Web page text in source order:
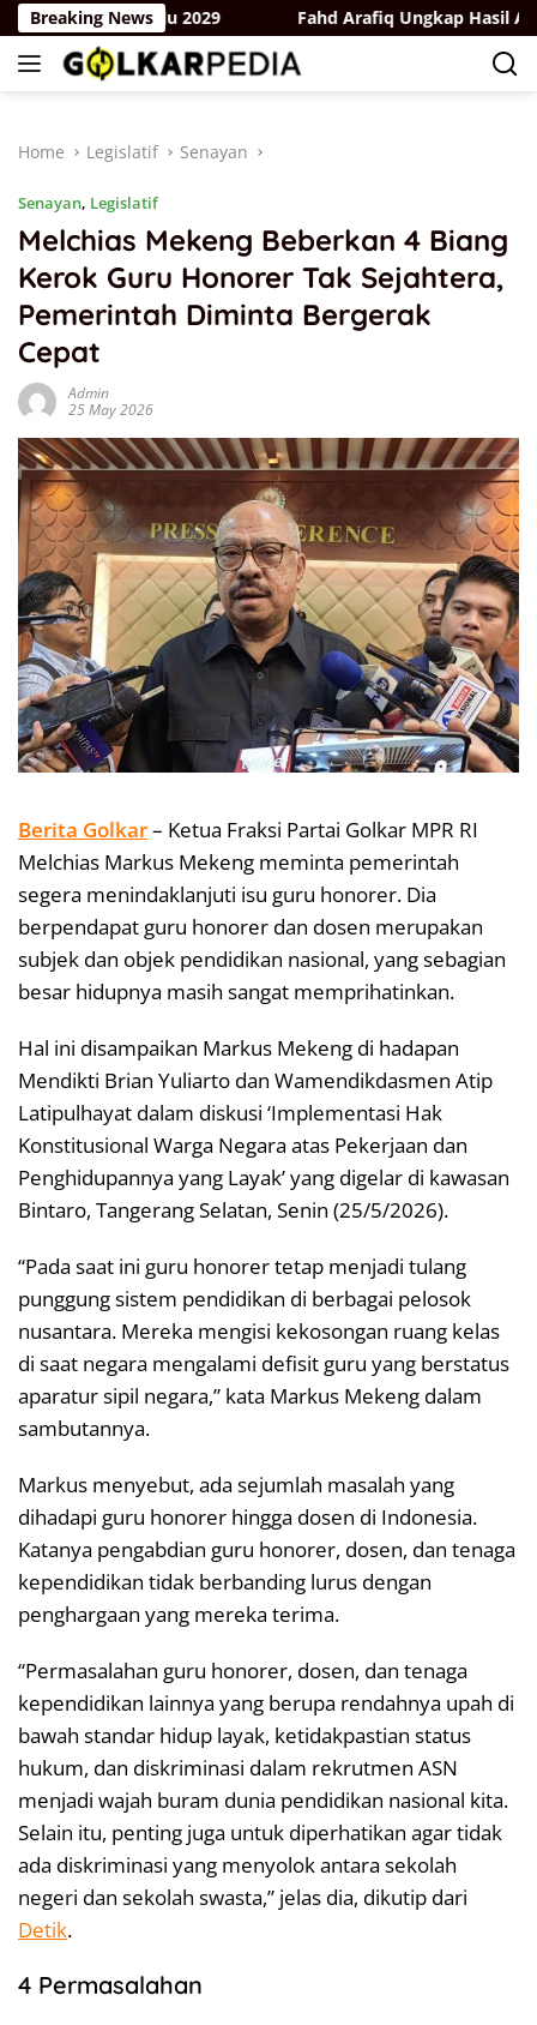
Skip
to
content
Breaking News
Hadapi Pemilu 2029 Fahd Arafiq Ungkap Hasil Audit
Home Legislatif Senayan
Senayan, Legislatif
Melchias Mekeng Beberkan 4 Biang
Kerok Guru Honorer Tak Sejahtera,
Pemerintah Diminta Bergerak
Cepat
Admin
25 May 2026
Berita Golkar– Ketua Fraksi Partai Golkar MPR RI
Melchias Markus Mekeng meminta pemerintah
segera menindaklanjuti isu guru honorer. Dia
berpendapat guru honorer dan dosen merupakan
subjek dan objek pendidikan nasional, yang sebagian
besar hidupnya masih sangat memprihatinkan.
Hal ini disampaikan Markus Mekeng di hadapan
Mendikti Brian Yuliarto dan Wamendikdasmen Atip
Latipulhayat dalam diskusi ‘Implementasi Hak
Konstitusional Warga Negara atas Pekerjaan dan
Penghidupannya yang Layak’ yang digelar di kawasan
Bintaro, Tangerang Selatan, Senin (25/5/2026).
“Pada saat ini guru honorer tetap menjadi tulang
punggung sistem pendidikan di berbagai pelosok
nusantara. Mereka mengisi kekosongan ruang kelas
di saat negara mengalami defisit guru yang berstatus
aparatur sipil negara,” kata Markus Mekeng dalam
sambutannya.
Markus menyebut, ada sejumlah masalah yang
dihadapi guru honorer hingga dosen di Indonesia.
Katanya pengabdian guru honorer, dosen, dan tenaga
kependidikan tidak berbanding lurus dengan
penghargaan yang mereka terima.
“Permasalahan guru honorer, dosen, dan tenaga
kependidikan lainnya yang berupa rendahnya upah di
bawah standar hidup layak, ketidakpastian status
hukum, dan diskriminasi dalam rekrutmen ASN
menjadi wajah buram dunia pendidikan nasional kita.
Selain itu, penting juga untuk diperhatikan agar tidak
ada diskriminasi yang menyolok antara sekolah
negeri dan sekolah swasta,” jelas dia, dikutip dari
Detik.
4 Permasalahan